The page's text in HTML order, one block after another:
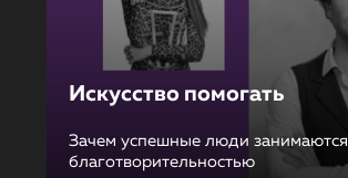
Искусство помогать
Зачем успешные люди занимаются
благотворительностью